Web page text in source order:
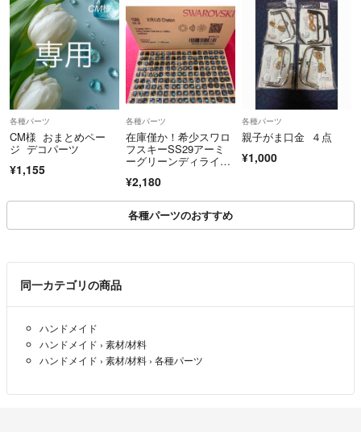
各種パーツ
CM様 おまとめペー
ジ デコパーツ
¥1,155
各種パーツ
在庫僅か！希少スワロ
フスキーSS29アーミ
ーグリーンディライト
¥2,180
各種パーツ
親子がま口金 ４点
¥1,000
各種パーツのおすすめ
同一カテゴリの商品
ハンドメイド
ハンドメイド › 素材/材料
ハンドメイド › 素材/材料 › 各種パーツ